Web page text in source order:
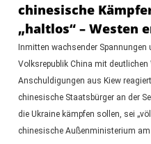
chinesische
„haltlos“ – Westen
Inmitten wachsender Spannungen
Volksrepublik China mit
Anschuldigungen aus Kiew
chinesische Staatsbürger an der
die Ukraine kämpfen sollen, sei
chinesische Außenministerium